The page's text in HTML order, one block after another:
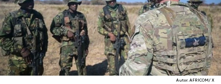
Autor. AFRICOM/ X